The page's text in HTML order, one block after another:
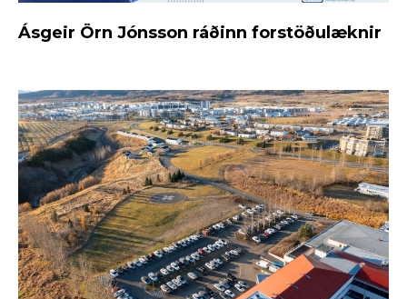
Ásgeir Örn Jónsson ráðinn forstöðulæknir